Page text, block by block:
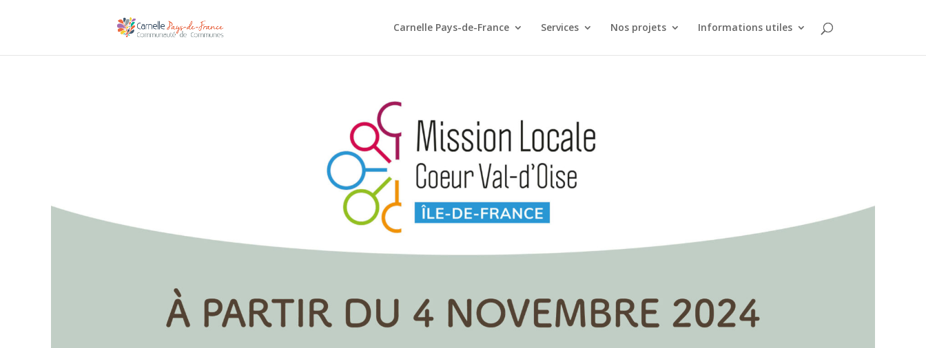
Carnelle Pays-de-France Services Nos projets Informations utiles